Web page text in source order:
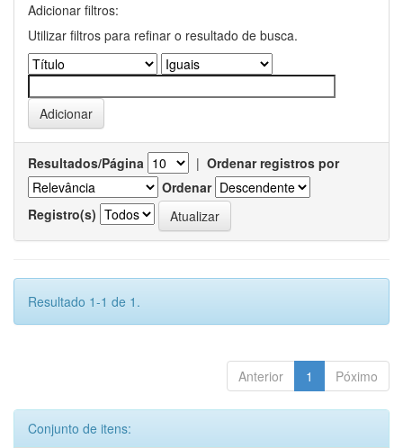
Adicionar filtros:
Utilizar filtros para refinar o resultado de busca.
Resultados/Página | Ordenar registros por
Ordenar
Registro(s)
Resultado 1-1 de 1.
Anterior 1 Póximo
Conjunto de itens: